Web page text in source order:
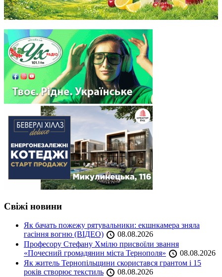
Свіжі новини
Як бачать пожежу рятувальники: екшнкамера зняла
гасіння вогню (ВІДЕО)
08.08.2026
Професору Стефану Хмілю присвоїли звання
«Почесний громадянин міста Тернополя»
08.08.2026
Як житель Тернопільщини скористався грантом і 15
років створює текстиль
08.08.2026